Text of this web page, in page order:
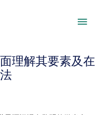
理解其要素及在